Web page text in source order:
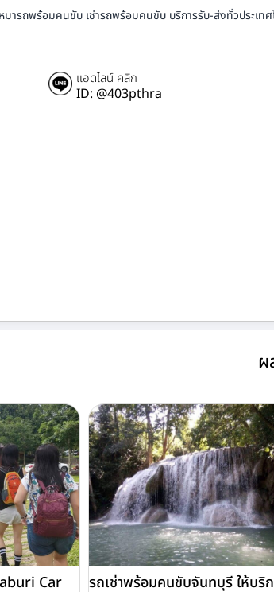
มารถพร้อมคนขับ เช่ารถพร้อมคนขับ บริการรับ-ส่งทั่วประเ
แอดไลน์ คลิก
ID: @403pthra
ผ
Car
รถเช่าพร้อมคนขับจันทบุรี ให้บริ